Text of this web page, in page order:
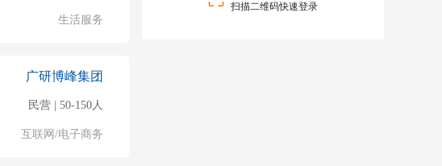
生活服务
广研博峰集团
民营 | 50-150人
互联网/电子商务
扫描二维码快速登录